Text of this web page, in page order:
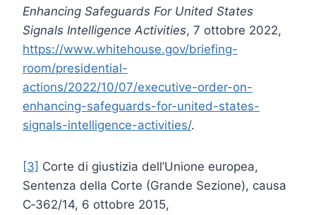
Enhancing Safeguards For United States
Signals Intelligence Activities, 7 ottobre 2022,
https://www.whitehouse.gov/briefing-
room/presidential-
actions/2022/10/07/executive-order-on-
enhancing-safeguards-for-united-states-
signals-intelligence-activities/.
[3] Corte di giustizia dell’Unione europea,
Sentenza della Corte (Grande Sezione), causa
C‑362/14, 6 ottobre 2015,